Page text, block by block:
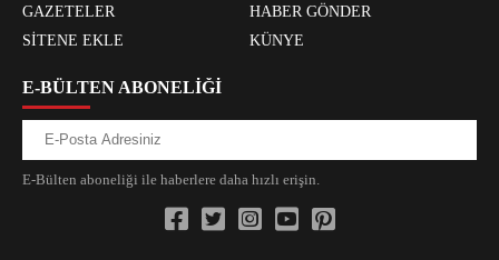
GAZETELER
HABER GÖNDER
SİTENE EKLE
KÜNYE
E-BÜLTEN ABONELİĞİ
E-Bülten aboneliği ile haberlere daha hızlı erişin.